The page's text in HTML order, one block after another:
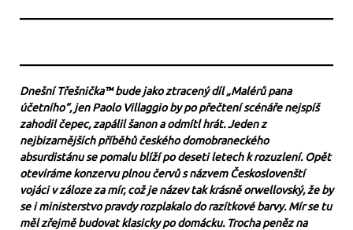
Dnešní Třešnička™ bude jako ztracený díl „Malérů pana
účetního“, jen Paolo Villaggio by po přečtení scénáře nejspíš
zahodil čepec, zapálil šanon a odmítl hrát. Jeden z
nejbizarnějších příběhů českého domobraneckého
absurdistánu se pomalu blíží po deseti letech k rozuzlení. Opět
otevíráme konzervu plnou červů s názvem Českoslovenští
vojáci v záloze za mír, což je název tak krásně orwellovský, že by
se i ministerstvo pravdy rozplakalo do razítkové barvy. Mír se tu
měl zřejmě budovat klasicky po domácku. Trocha peněz na